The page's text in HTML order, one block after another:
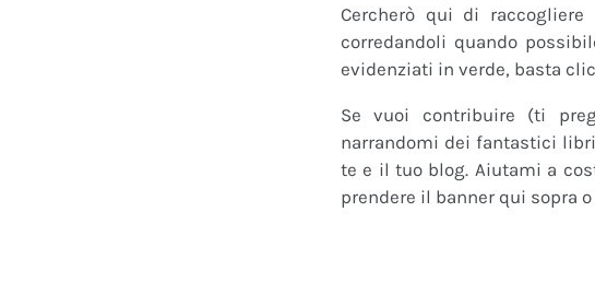
Cercherò qui di
corredandoli quando
evidenziati in verde, basta
Se vuoi contribuire (ti
narrandomi dei fantastici
te e il tuo blog. Aiutami a
prendere il banner qui sopra